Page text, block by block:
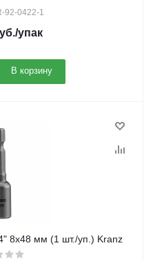
92-0422-1
/упак
В корзину
8x48 мм (1 шт./уп.) Kranz